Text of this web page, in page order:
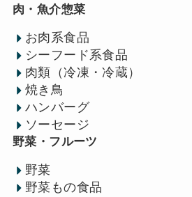
肉・魚介惣菜
お肉系食品
シーフード系食品
肉類（冷凍・冷蔵）
焼き鳥
ハンバーグ
ソーセージ
野菜・フルーツ
野菜
野菜もの食品